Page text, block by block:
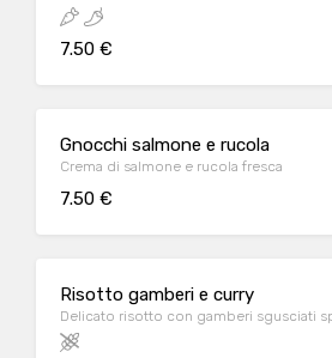
7.50 €
Gnocchi salmone e rucola
Crema di salmone e rucola fresca
7.50 €
Risotto gamberi e curry
Delicato risotto con gamberi sgusciati